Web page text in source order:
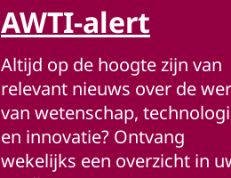
AWTI-alert
Altijd op de hoogte zijn van
relevant nieuws over de
van wetenschap,
en innovatie? Ontvang
wekelijks een overzicht in